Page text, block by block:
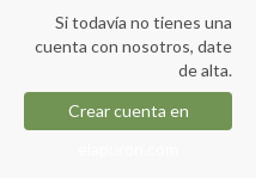
Si todavía no tienes una
cuenta con nosotros, date
de alta.
Crear cuenta en